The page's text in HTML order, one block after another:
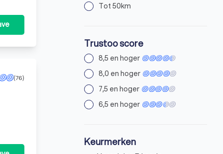
voor particuliere beveiligings- of recherchewerkzaamheden.
(76)
Tot 50km
Trustoo score
8,5 en hoger
8,0 en hoger
7,5 en hoger
6,5 en hoger
Keurmerken